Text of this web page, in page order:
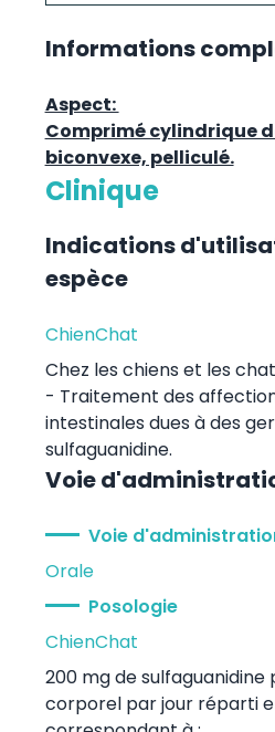
Informations
Aspect:
Comprimé cylindrique
biconvexe, pelliculé.
Clinique
Indications
espèce
ChienChat
Chez les chiens et les
- Traitement des
intestinales dues à des
sulfaguanidine.
Voie
Voie
Orale
Posologie
ChienChat
200 mg de sulfaguanidine
corporel par jour réparti